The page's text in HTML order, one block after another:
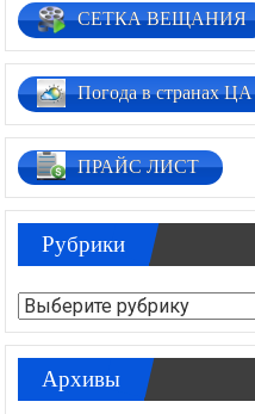
СЕТКА ВЕЩАНИЯ
Погода в странах ЦА
ПРАЙС ЛИСТ
Рубрики
Рубрики
Архивы